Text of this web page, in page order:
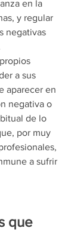
en la
y regular
negativas
a sus
aparecer en
negativa o
de lo
por muy
a sufrir
que